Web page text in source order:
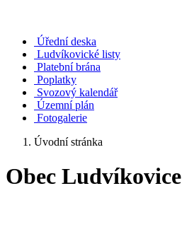
Úřední deska
Ludvíkovické listy
Platební brána
Poplatky
Svozový kalendář
Územní plán
Fotogalerie
Úvodní stránka
Obec Ludvíkovice